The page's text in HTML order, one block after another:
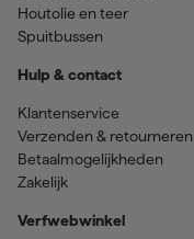
Houtolie en teer
Spuitbussen
Hulp & contact
Klantenservice
Verzenden & retourneren
Betaalmogelijkheden
Zakelijk
Verfwebwinkel